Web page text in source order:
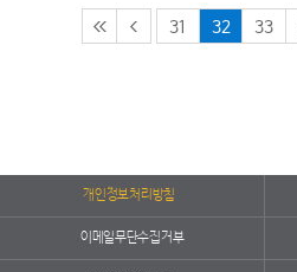
31 32 33
개인정보처리방침
이메일무단수집거부